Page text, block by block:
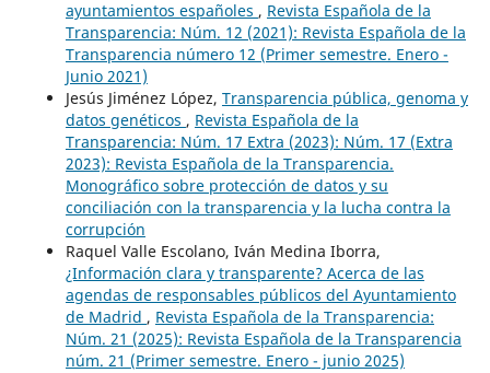
ayuntamientos españoles , Revista Española de la
Transparencia: Núm. 12 (2021): Revista Española de la
Transparencia número 12 (Primer semestre. Enero -
Junio 2021)
Jesús Jiménez López, Transparencia pública, genoma y
datos genéticos , Revista Española de la
Transparencia: Núm. 17 Extra (2023): Núm. 17 (Extra
2023): Revista Española de la Transparencia.
Monográfico sobre protección de datos y su
conciliación con la transparencia y la lucha contra la
corrupción
Raquel Valle Escolano, Iván Medina Iborra,
¿Información clara y transparente? Acerca de las
agendas de responsables públicos del Ayuntamiento
de Madrid , Revista Española de la Transparencia:
Núm. 21 (2025): Revista Española de la Transparencia
núm. 21 (Primer semestre. Enero - junio 2025)